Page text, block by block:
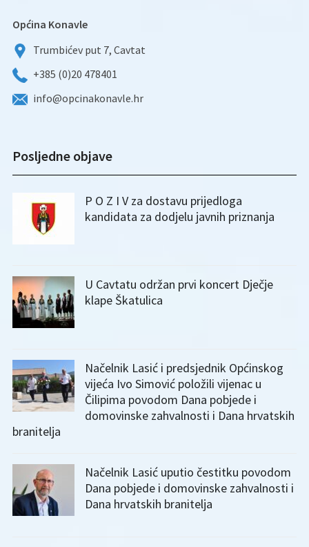
Općina Konavle
Trumbićev put 7, Cavtat
+385 (0)20 478401
info@opcinakonavle.hr
Posljedne objave
P O Z I V za dostavu prijedloga
kandidata za dodjelu javnih priznanja
U Cavtatu održan prvi koncert Dječje
klape Škatulica
Načelnik Lasić i predsjednik Općinskog
vijeća Ivo Simović položili vijenac u
Čilipima povodom Dana pobjede i
domovinske zahvalnosti i Dana hrvatskih
branitelja
Načelnik Lasić uputio čestitku povodom
Dana pobjede i domovinske zahvalnosti i
Dana hrvatskih branitelja